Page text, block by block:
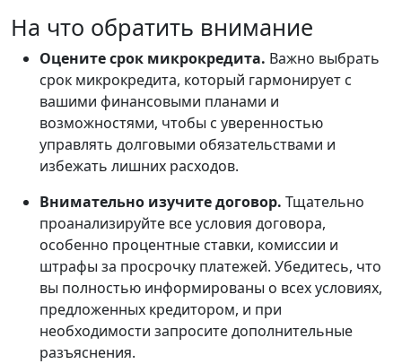
На что обратить внимание
Оцените срок микрокредита. Важно выбрать
срок микрокредита, который гармонирует с
вашими финансовыми планами и
возможностями, чтобы с уверенностью
управлять долговыми обязательствами и
избежать лишних расходов.
Внимательно изучите договор. Тщательно
проанализируйте все условия договора,
особенно процентные ставки, комиссии и
штрафы за просрочку платежей. Убедитесь, что
вы полностью информированы о всех условиях,
предложенных кредитором, и при
необходимости запросите дополнительные
разъяснения.